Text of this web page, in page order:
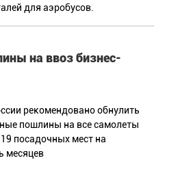
для аэробусов.
на ввоз бизнес-
рекомендовано обнулить
пошлины на все самолеты
посадочных мест на
месяцев